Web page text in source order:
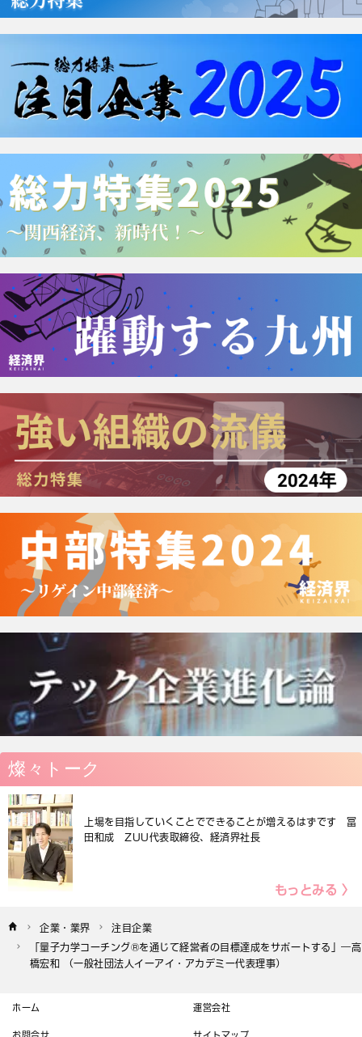
燦々トーク
上場を目指していくことでできることが増えるはずです 冨
田和成 ZUU代表取締役、経済界社長
もっとみる 〉
企業・業界
注目企業
「量子力学コーチング®を通じて経営者の目標達成をサポートする」―高
橋宏和 （一般社団法人イーアイ・アカデミー代表理事）
ホーム 運営会社
お問合せ サイトマップ